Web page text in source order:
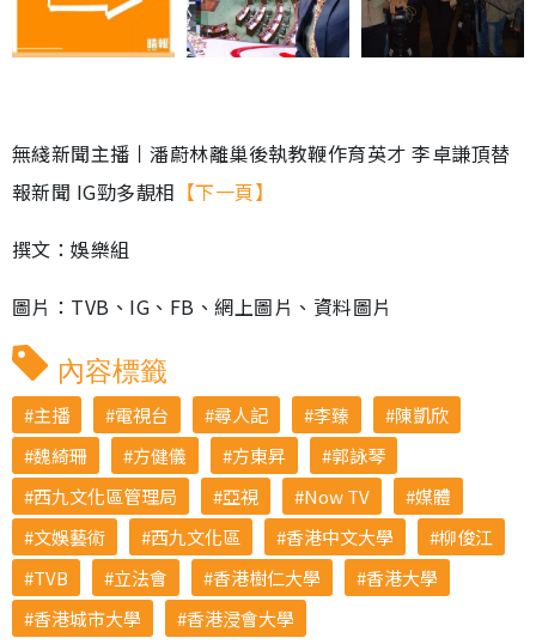
無綫新聞主播丨潘蔚林離巢後執教鞭作育英才 李卓謙頂替
報新聞 IG勁多靚相 【下一頁】
撰文：娛樂組
圖片：TVB、IG、FB、網上圖片、資料圖片
內容標籤
主播 電視台 尋人記 李臻
陳凱欣
魏綺珊
方健儀 方東昇
郭詠琴
西九文化區管理局
亞視 Now TV
媒體
文娛藝術
西九文化區 香港中文大學
柳俊江
TVB
立法會 香港樹仁大學
香港大學
香港城市大學
香港浸會大學